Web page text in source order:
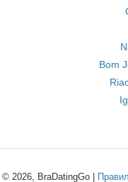
Bom
© 2026, BraDatingGo |